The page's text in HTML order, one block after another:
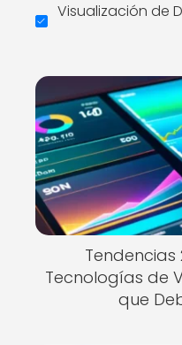
Visualización de
Tendencias
Tecnologías de
que